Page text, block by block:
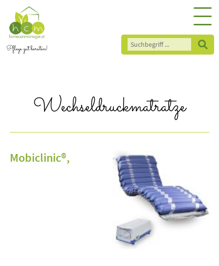
Pflege gut beraten!
Wechseldruckmatratze
Mobiclinic®,